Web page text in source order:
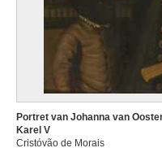
Portret van Johanna van
Karel V
Cristóvão de Morais